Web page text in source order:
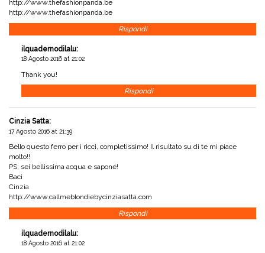
http://www.thefashionpanda.be
http://www.thefashionpanda.be
Rispondi
ilquadernodilalu:
18 Agosto 2016 at 21:02
Thank you!
Rispondi
Cinzia Satta:
17 Agosto 2016 at 21:39
Bello questo ferro per i ricci, completissimo! Il risultato su di te mi piace
molto!!
PS: sei bellissima acqua e sapone!
Baci
Cinzia
http://www.callmeblondiebycinziasatta.com
Rispondi
ilquadernodilalu:
18 Agosto 2016 at 21:02